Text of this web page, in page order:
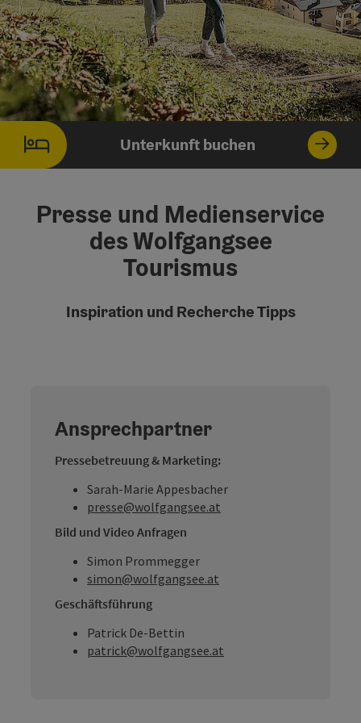
Unterkunft buchen
Presse und Medienservice
des Wolfgangsee
Tourismus
Inspiration und Recherche Tipps
Ansprechpartner
Pressebetreuung & Marketing:
Sarah-Marie Appesbacher
presse@wolfgangsee.at
Bild und Video Anfragen
Simon Prommegger
simon@wolfgangsee.at
Geschäftsführung
Patrick De-Bettin
patrick@wolfgangsee.at